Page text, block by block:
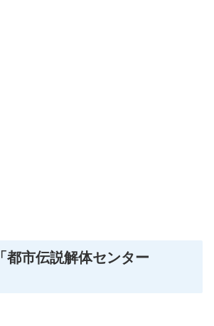
「都市伝説解体センター